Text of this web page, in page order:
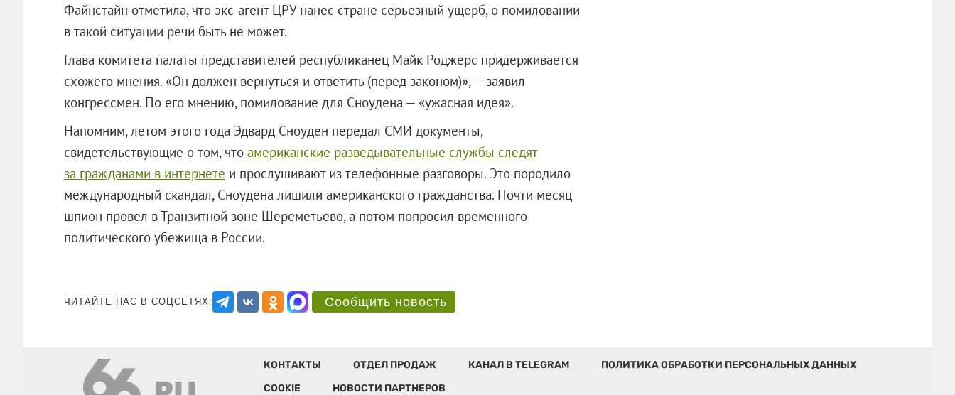
Файнстайн отметила, что экс-агент ЦРУ нанес стране серьезный ущерб, о помиловании
в такой ситуации речи быть не может.
Глава комитета палаты представителей республиканец Майк Роджерс придерживается
схожего мнения. «Он должен вернуться и ответить (перед законом)», — заявил
конгрессмен. По его мнению, помилование для Сноудена — «ужасная идея».
Напомним, летом этого года Эдвард Сноуден передал СМИ документы,
свидетельствующие о том, что американские разведывательные службы следят
за гражданами в интернете и прослушивают из телефонные разговоры. Это породило
международный скандал, Сноудена лишили американского гражданства. Почти месяц
шпион провел в Транзитной зоне Шереметьево, а потом попросил временного
политического убежища в России.
ЧИТАЙТЕ НАС В СОЦСЕТЯХ: Сообщить новость
КОНТАКТЫ ОТДЕЛ ПРОДАЖ КАНАЛ В TELEGRAM
ПОЛИТИКА ОБРАБОТКИ ПЕРСОНАЛЬНЫХ ДАННЫХ
COOKIE
НОВОСТИ ПАРТНЕРОВ